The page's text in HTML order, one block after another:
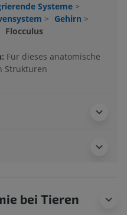
Systeme >
> Gehirn >
Flocculus
Für dieses anatomische
Strukturen
bei Tieren